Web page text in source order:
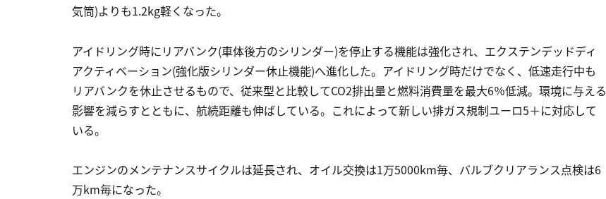
気筒)よりも1.2kg軽くなった。
アイドリング時にリアバンク(車体後方のシリンダー)を停止する機能は強化され、エクステンデッドディ
アクティベーション(強化版シリンダー休止機能)へ進化した。アイドリング時だけでなく、低速走行中も
リアバンクを休止させるもので、従来型と比較してCO2排出量と燃料消費量を最大6％低減。環境に与える
影響を減らすとともに、航続距離も伸ばしている。これによって新しい排ガス規制ユーロ5＋に対応して
いる。
エンジンのメンテナンスサイクルは延長され、オイル交換は1万5000km毎、バルブクリアランス点検は6
万km毎になった。